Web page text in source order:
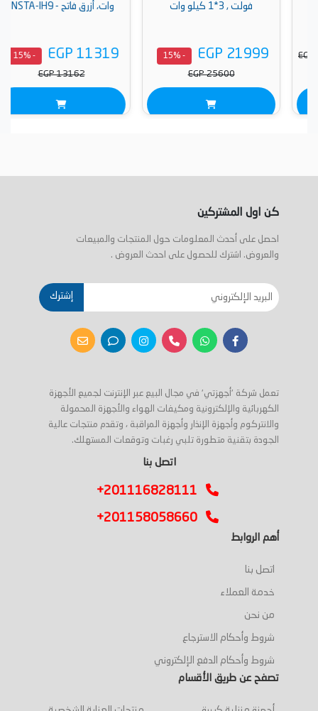
فولت , 3*1 كيلو وات
EGP 21999
- 15%
EGP 25600
وات، أزرق فاتح - INSTA-IH9
EGP 11319
- 15%
EGP 13162
كن اول المشتركين
احصل على أحدث المعلومات حول المنتجات والمبيعات
والعروض. اشترك للحصول على احدث العروض .
إشترك
تعمل شركة 'أجهزتي' في مجال البيع عبر الإنترنت لجميع الأجهزة
الكهربائية والإلكترونية ومكيفات الهواء والأجهزة المحمولة
والانتركوم وأجهزة الإنذار وأجهزة المراقبة ، وتقدم منتجات عالية
الجودة بتقنية متطورة تلبي رغبات وتوقعات المستهلك.
اتصل بنا
+201116828111
+201158058660
أهم الروابط
اتصل بنا
خدمة العملاء
من نحن
شروط وأحكام الاسترجاع
شروط وأحكام الدفع الإلكتروني
تصفح عن طريق الأقسام